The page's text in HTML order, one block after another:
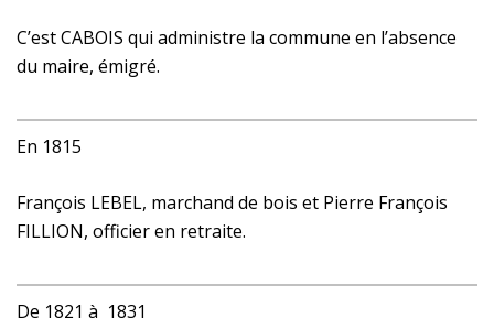
C’est CABOIS qui administre la commune en l’absence
du maire, émigré.
En 1815
François LEBEL, marchand de bois et Pierre François
FILLION, officier en retraite.
De 1821 à 1831